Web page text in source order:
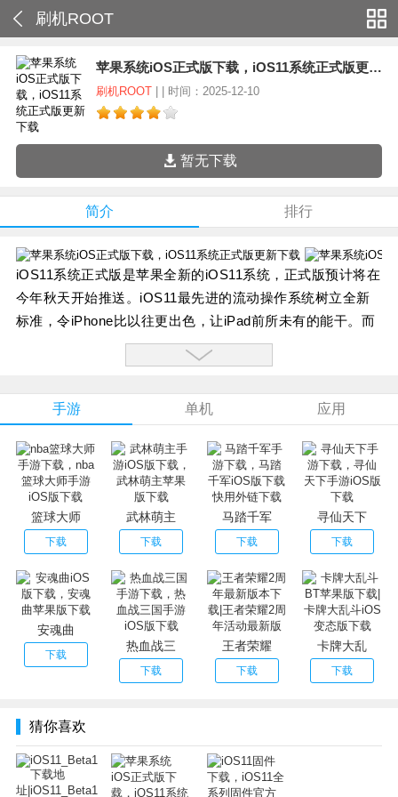
刷机ROOT
苹果系统iOS正式版下载，iOS11系统正式版更新下载
刷机ROOT| | 时间：2025-12-10
暂无下载
简介 排行
iOS11系统正式版是苹果全新的iOS11系统，正式版预计将在
今年秋天开始推送。iOS11最先进的流动操作系统树立全新
标准，令iPhone比以往更出色，让iPad前所未有的能干。而
现在它更开拓了两者在各款扩增实境 (AR) 游戏及App上的精
1.黑暗模式
橙色;
2.更自然的Siri
Siri在iOS 10有长足发展，支持第3方App进行指令，而在
iOS 11，苹果可能会配合英国剑桥大学合作，目的是令Siri更
自然读出语音，而且会更智能更调皮;
3.FaceTIme群组视像通话
在今年初有报告指出iOS 11将会透过iMessage群组新增群组
视像通讯功能，让2人以上的群组可以面对面进行对话了;
4.32bit应用程序会被淘汰
当你打开32位应用程序的时候，会出现一个警告，指令这个
5.苹果地图大改进
上半年提到的苹果地图，为了提升地图的质量，苹果收购了
多家地图开发公司，用于在iOS 11新增室内导航以及改善地
手游 单机 应用
篮球大师
下载
武林萌主
下载
马踏千军
下载
寻仙天下
下载
安魂曲
下载
热血战三
下载
王者荣耀
下载
卡牌大乱
下载
猜你喜欢